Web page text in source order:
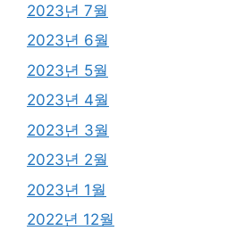
2023년 7월
2023년 6월
2023년 5월
2023년 4월
2023년 3월
2023년 2월
2023년 1월
2022년 12월